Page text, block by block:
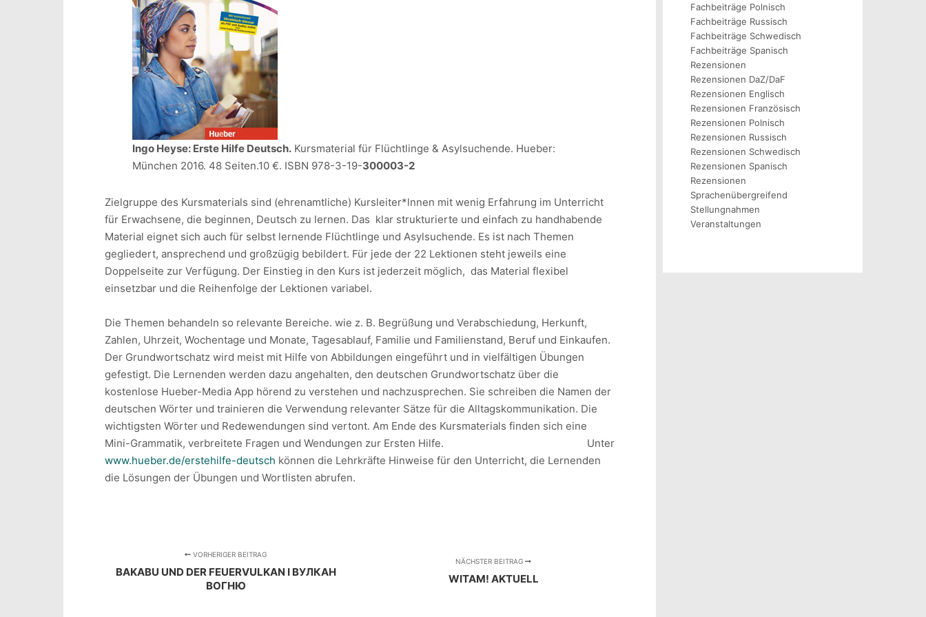
Ingo Heyse: Erste Hilfe Deutsch. Kursmaterial für Flüchtlinge & Asylsuchende. Hueber:
München 2016. 48 Seiten.10 €. ISBN 978-3-19-300003-2
Zielgruppe des Kursmaterials sind (ehrenamtliche) Kursleiter*lnnen mit wenig Erfahrung im Unterricht
für Erwachsene, die beginnen, Deutsch zu lernen. Das klar strukturierte und einfach zu handhabende
Material eignet sich auch für selbst lernende Flüchtlinge und Asylsuchende. Es ist nach Themen
gegliedert, ansprechend und großzügig bebildert. Für jede der 22 Lektionen steht jeweils eine
Doppelseite zur Verfügung. Der Einstieg in den Kurs ist jederzeit möglich, das Material flexibel
einsetzbar und die Reihenfolge der Lektionen variabel.
Die Themen behandeln so relevante Bereiche. wie z. B. Begrüßung und Verabschiedung, Herkunft,
Zahlen, Uhrzeit, Wochentage und Monate, Tagesablauf, Familie und Familienstand, Beruf und Einkaufen.
Der Grundwortschatz wird meist mit Hilfe von Abbildungen eingeführt und in vielfältigen Übungen
gefestigt. Die Lernenden werden dazu angehalten, den deutschen Grundwortschatz über die
kostenlose Hueber-Media App hörend zu verstehen und nachzusprechen. Sie schreiben die Namen der
deutschen Wörter und trainieren die Verwendung relevanter Sätze für die Alltagskommunikation. Die
wichtigsten Wörter und Redewendungen sind vertont. Am Ende des Kursmaterials finden sich eine
Mini-Grammatik, verbreitete Fragen und Wendungen zur Ersten Hilfe. Unter
www.hueber.de/erstehilfe-deutsch können die Lehrkräfte Hinweise für den Unterricht, die Lernenden
die Lösungen der Übungen und Wortlisten abrufen.
VORHERIGER BEITRAG
BAKABU UND DER FEUERVULKAN I ВУЛКАН
ВОГНЮ
NÄCHSTER BEITRAG
WITAM! AKTUELL
Fachbeiträge Polnisch
Fachbeiträge Russisch
Fachbeiträge Schwedisch
Fachbeiträge Spanisch
Rezensionen
Rezensionen DaZ/DaF
Rezensionen Englisch
Rezensionen Französisch
Rezensionen Polnisch
Rezensionen Russisch
Rezensionen Schwedisch
Rezensionen Spanisch
Rezensionen
Sprachenübergreifend
Stellungnahmen
Veranstaltungen